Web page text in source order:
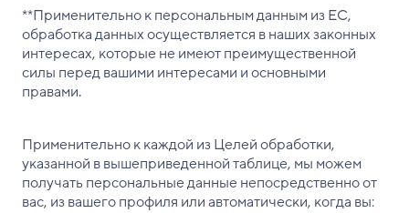
**Применительно к персональным данным из ЕС,
обработка данных осуществляется в наших законных
интересах, которые не имеют преимущественной
силы перед вашими интересами и основными
правами.
Применительно к каждой из Целей обработки,
указанной в вышеприведенной таблице, мы можем
получать персональные данные непосредственно от
вас, из вашего профиля или автоматически, когда вы: